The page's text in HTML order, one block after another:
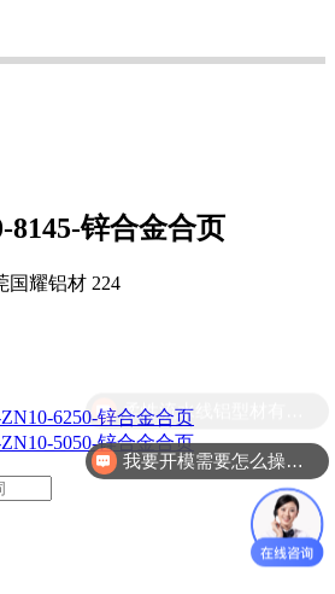
8145-锌合金合页
国耀铝材 224
6250-锌合金合页
5050-锌合金合页